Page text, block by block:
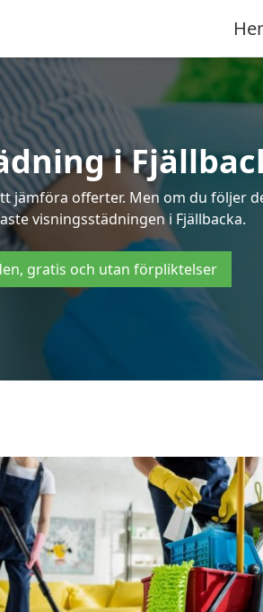
i
jämföra offerter. Men om du följer
visningsstädningen i Fjällbacka.
gratis och utan förpliktelser